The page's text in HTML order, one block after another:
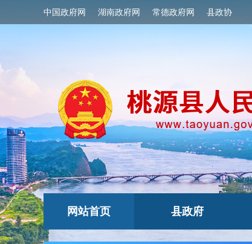
中国政府网 湖南政府网 常德政府网 县政协
网站首页 县政府